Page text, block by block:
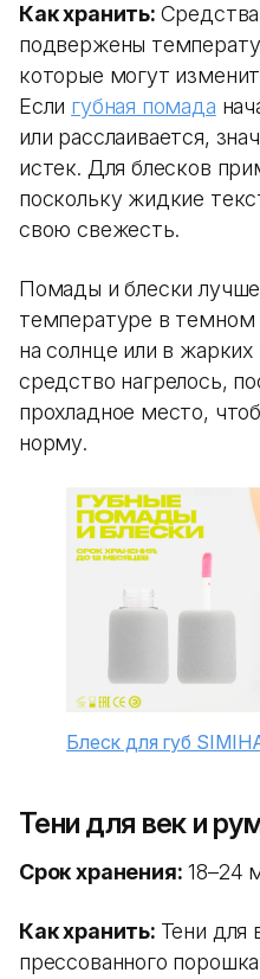
Как хранить:
подвержены
которые могут
Если губная помада
или расслаивается,
истек. Для блесков
поскольку жидкие
свою свежесть.
Помады и блески
температуре в темном
на солнце или в
средство нагрелось,
прохладное место,
норму.
Блеск для губ
Тени для век и
Срок хранения: 18–24
Как хранить: Тени для
прессованного